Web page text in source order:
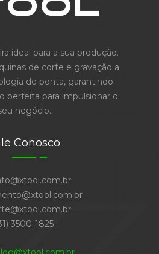
ideal para a sua produção.
de corte e gravação a
de ponta, garantindo
perfeita para impulsionar o
negócio.
Conosco
3500-1825